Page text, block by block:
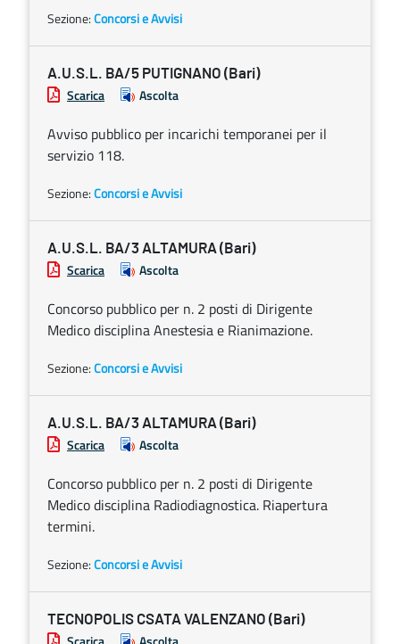
Sezione:Concorsi e Avvisi
A.U.S.L. BA/5 PUTIGNANO (Bari)
Scarica Ascolta
Avviso pubblico per incarichi temporanei per il
servizio 118.
Sezione:Concorsi e Avvisi
A.U.S.L. BA/3 ALTAMURA (Bari)
Scarica Ascolta
Concorso pubblico per n. 2 posti di Dirigente
Medico disciplina Anestesia e Rianimazione.
Sezione:Concorsi e Avvisi
A.U.S.L. BA/3 ALTAMURA (Bari)
Scarica Ascolta
Concorso pubblico per n. 2 posti di Dirigente
Medico disciplina Radiodiagnostica. Riapertura
termini.
Sezione:Concorsi e Avvisi
TECNOPOLIS CSATA VALENZANO (Bari)